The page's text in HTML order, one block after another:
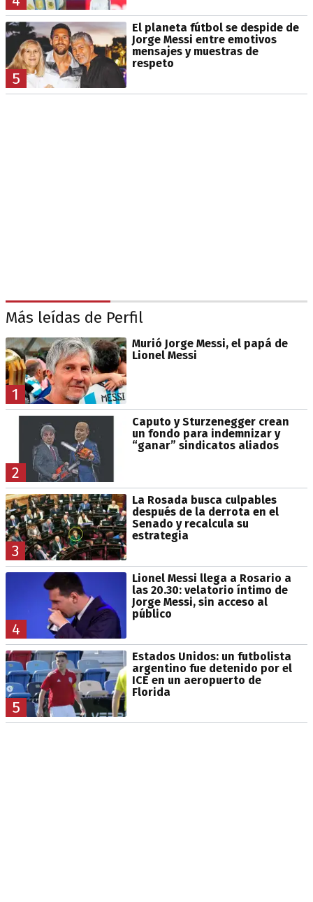
5
El planeta fútbol se despide de
Jorge Messi entre emotivos
mensajes y muestras de
respeto
Más leídas de Perfil
1
Murió Jorge Messi, el papá de
Lionel Messi
2
Caputo y Sturzenegger crean
un fondo para indemnizar y
“ganar” sindicatos aliados
3
La Rosada busca culpables
después de la derrota en el
Senado y recalcula su
estrategia
4
Lionel Messi llega a Rosario a
las 20.30: velatorio íntimo de
Jorge Messi, sin acceso al
público
5
Estados Unidos: un futbolista
argentino fue detenido por el
ICE en un aeropuerto de
Florida